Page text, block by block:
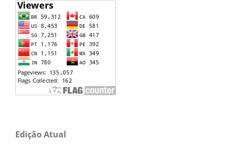
Edição Atual